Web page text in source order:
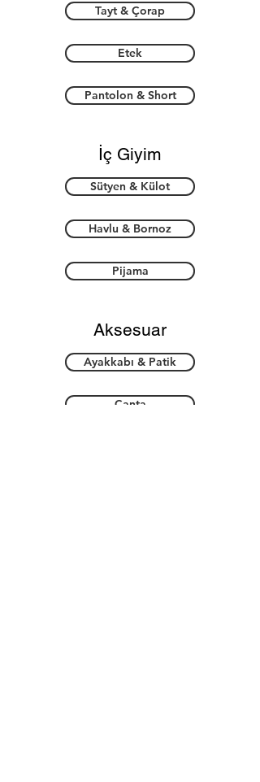
Tayt & Çorap
Etek
Pantolon & Short
İç Giyim
Sütyen & Külot
Havlu & Bornoz
Pijama
Aksesuar
Ayakkabı & Patik
Çanta